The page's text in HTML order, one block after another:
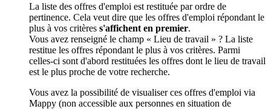
La liste des offres d'emploi est restituée par ordre de
pertinence. Cela veut dire que les offres d'emploi répondant le
plus à vos critères s'affichent en premier.
Vous avez renseigné le champ « Lieu de travail » ? La liste
restitue les offres répondant le plus à vos critères. Parmi
celles-ci sont d'abord restituées les offres dont le lieu de travail
est le plus proche de votre recherche.
Vous avez la possibilité de visualiser ces offres d'emploi via
Mappy (non accessible aux personnes en situation de